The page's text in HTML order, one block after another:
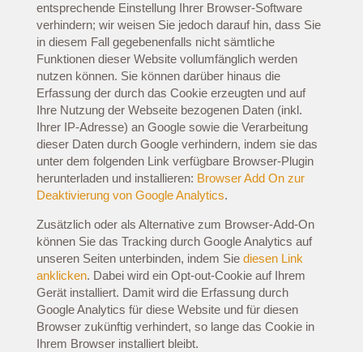
entsprechende Einstellung Ihrer Browser-Software
verhindern; wir weisen Sie jedoch darauf hin, dass Sie
in diesem Fall gegebenenfalls nicht sämtliche
Funktionen dieser Website vollumfänglich werden
nutzen können. Sie können darüber hinaus die
Erfassung der durch das Cookie erzeugten und auf
Ihre Nutzung der Webseite bezogenen Daten (inkl.
Ihrer IP-Adresse) an Google sowie die Verarbeitung
dieser Daten durch Google verhindern, indem sie das
unter dem folgenden Link verfügbare Browser-Plugin
herunterladen und installieren: Browser Add On zur
Deaktivierung von Google Analytics.
Zusätzlich oder als Alternative zum Browser-Add-On
können Sie das Tracking durch Google Analytics auf
unseren Seiten unterbinden, indem Sie diesen Link
anklicken. Dabei wird ein Opt-out-Cookie auf Ihrem
Gerät installiert. Damit wird die Erfassung durch
Google Analytics für diese Website und für diesen
Browser zukünftig verhindert, so lange das Cookie in
Ihrem Browser installiert bleibt.